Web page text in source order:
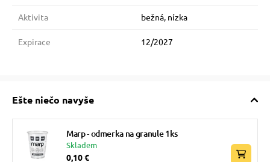
Aktivita bežná, nízka
Expirace 12/2027
Ešte niečo navyše
Marp - odmerka na granule 1ks
Skladem
0,10 €